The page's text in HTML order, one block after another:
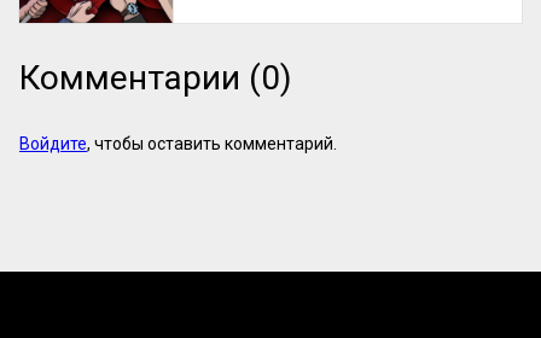
Комментарии (0)
Войдите, чтобы оставить комментарий.